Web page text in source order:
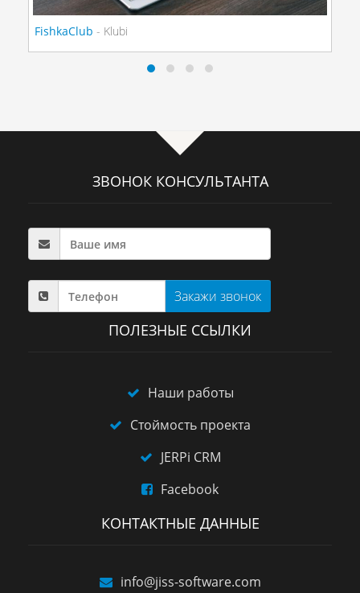
FishkaClub - Klubi
ЗВОНОК КОНСУЛЬТАНТА
Закажи звонок
ПОЛЕЗНЫЕ ССЫЛКИ
Наши работы
Стоймость проекта
JERPi CRM
Facebook
КОНТАКТНЫЕ ДАННЫЕ
info@jiss-software.com